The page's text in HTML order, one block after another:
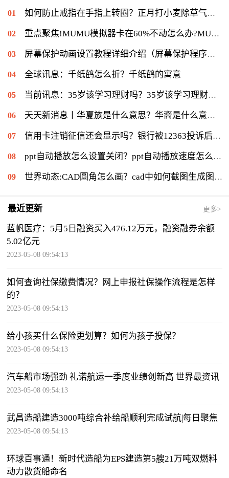
如何防止戒指在手指上转圈？正月打小麦除草气温多少能打？ 全球短讯
重点聚焦!MUMU模拟器卡在60%不动怎么办?MUMU模拟器卡在60%的解决流程
屏幕保护动画设置教程详细介绍（屏幕保护程序等待时间怎么设置）|当前速读
全球讯息：千纸鹤怎么折？千纸鹤的寓意
当前讯息：35岁该学习理财吗？35岁该学习理财会不会太迟？
天天新消息丨华夏族是什么意思？华裔是什么意思：华侨在侨居国生下的子女
信用卡注销征信还会显示吗？银行被12363投诉后果是什么？|环球通讯
ppt自动播放怎么设置关闭？ppt自动播放速度怎么调慢？ 世界报资讯
世界动态:CAD圆角怎么画？cad中如何截图生成图片？
最近更新 更多>
蓝帆医疗：5月5日融资买入476.12万元，融资融券余额
5.02亿元
2023-05-08 09:54:13
如何查询社保缴费情况？网上申报社保操作流程是怎样
的？
2023-05-08 09:54:13
给小孩买什么保险更划算？如何为孩子投保？
2023-05-08 09:54:13
汽车船市场强劲 礼诺航运一季度业绩创新高 世界最资讯
2023-05-08 09:54:13
武昌造船建造3000吨综合补给船顺利完成试航|每日聚焦
2023-05-08 09:54:13
环球百事通！新时代造船为EPS建造第5艘21万吨双燃料
动力散货船命名